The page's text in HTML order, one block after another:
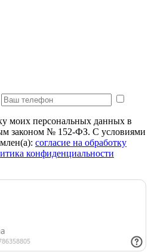
моих персональных данных в
законом № 152-ФЗ. С условиями
cогласие на обработку
конфиденциальности